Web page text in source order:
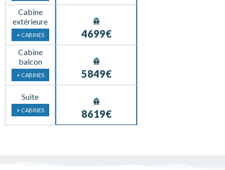
Cabine
extérieure
+ CABINES
Cabine
balcon
+ CABINES
Suite
+ CABINES
4699€
5849€
8619€